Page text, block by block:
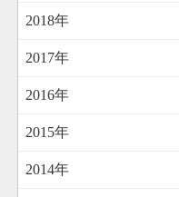
2018年
2017年
2016年
2015年
2014年